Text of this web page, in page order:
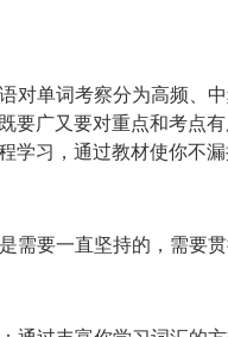
对单词考察分为高频、
要广又要对重点和考点
学习，通过教材使你不
需要一直坚持的，需要